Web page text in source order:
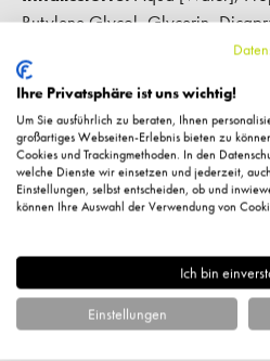
Butylene Glycol, Glycerin,
Sativa (Rice) Starch, Cetearyl
Benzoate, Sorbitan Olivate, 1,2-
Pentylene Glycol, Sodium
Phosphatidylcholine, Hydrolyzed
Dunaliella Salina Extract,
Butter, Hydrolyzed Linseed
Ethylhexylglycerin, Acetyl
Oil, Ectoin, Glyceryl Caprylate/
Caprylic/Capric Triglyceride,
Pantolactone, Panthenol,
Ihre Privatsphäre ist uns wichtig!
Um Sie ausführlich zu beraten, Ihnen
großartiges Webseiten-Erlebnis bieten zu
Cookies und Trackingmethoden. In den
welche Dienste wir einsetzen und jederzeit,
Einstellungen, selbst entscheiden, ob und
können Ihre Auswahl der Verwendung von
Ich bin
Einstellungen